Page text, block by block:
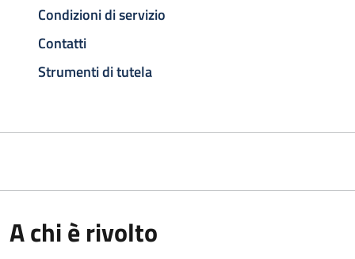
Condizioni di servizio
Contatti
Strumenti di tutela
A chi è rivolto